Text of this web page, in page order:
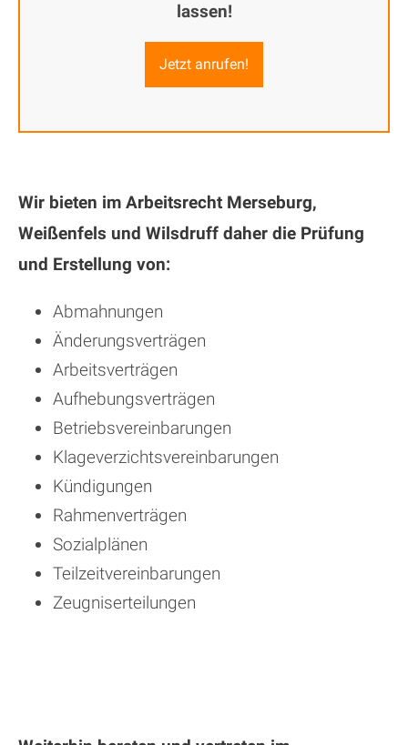
lassen!
Jetzt anrufen!
Wir bieten im Arbeitsrecht Merseburg,
Weißenfels und Wilsdruff daher die Prüfung
und Erstellung von:
Abmahnungen
Änderungsverträgen
Arbeitsverträgen
Aufhebungsverträgen
Betriebsvereinbarungen
Klageverzichtsvereinbarungen
Kündigungen
Rahmenverträgen
Sozialplänen
Teilzeitvereinbarungen
Zeugniserteilungen